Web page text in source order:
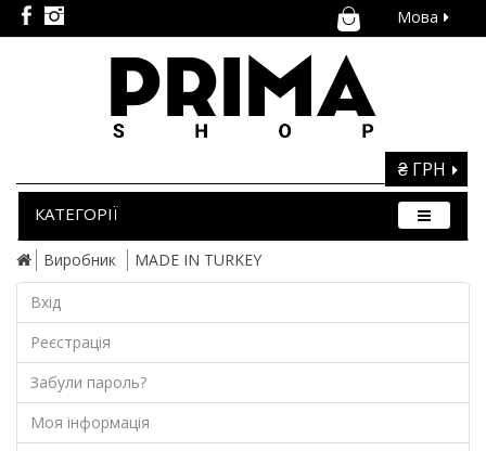
Мова
КАТЕГОРІЇ
₴ ГРН
Виробник MADE IN TURKEY
Вхід
Реєстрація
Забули пароль?
Моя інформація